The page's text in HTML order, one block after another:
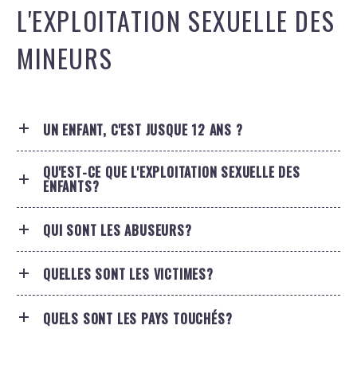
L'EXPLOITATION SEXUELLE DES
MINEURS
UN ENFANT, C'EST JUSQUE 12 ANS ?
QU'EST-CE QUE L'EXPLOITATION SEXUELLE DES
ENFANTS?
QUI SONT LES ABUSEURS?
QUELLES SONT LES VICTIMES?
QUELS SONT LES PAYS TOUCHÉS?